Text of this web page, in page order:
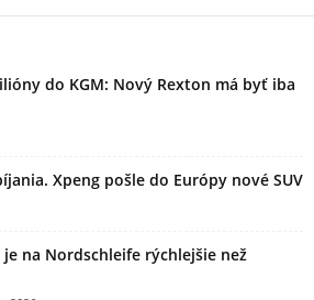
do KGM: Nový Rexton má byť iba
Xpeng pošle do Európy nové SUV
na Nordschleife rýchlejšie než